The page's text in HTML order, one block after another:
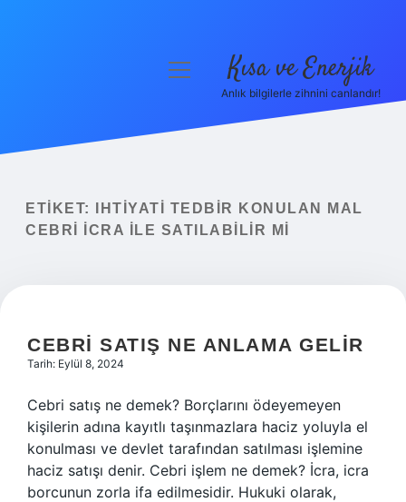
Yasal Uyarı
menüyü
Kısa ve Enerjik
Anlık bilgilerle zihnini canlandır!
ETIKET:
IHTIYATI TEDBIR KONULAN MAL
CEBRI ICRA ILE SATILABILIR MI
CEBRI SATIŞ NE ANLAMA GELIR
Tarih: Eylül 8, 2024
Cebri satış ne demek? Borçlarını ödeyemeyen
kişilerin adına kayıtlı taşınmazlara haciz yoluyla el
konulması ve devlet tarafından satılması işlemine
haciz satışı denir. Cebri işlem ne demek? İcra, icra
borcunun zorla ifa edilmesidir. Hukuki olarak,